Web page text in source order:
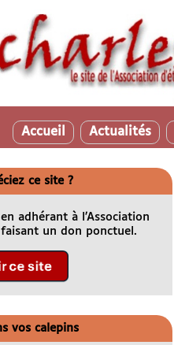
Accueil Actualités
ce site ?
adhérant à l’Association
un don ponctuel.
vos calepins